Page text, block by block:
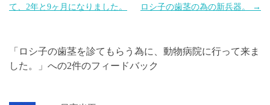
稿
て、2年と9ヶ月になりました。
ロシ子の歯茎の為の新兵器。
→
「 ロシ子の歯茎を診てもらう為に、動物病院に行って来ま
した。
」への2件のフィードバック